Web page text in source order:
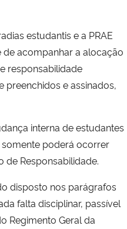
estudantis e a PRAE
acompanhar a alocação
responsabilidade
preenchidos e assinados,
interna de estudantes
poderá ocorrer
de Responsabilidade.
disposto nos parágrafos
falta disciplinar, passível
Regimento Geral da